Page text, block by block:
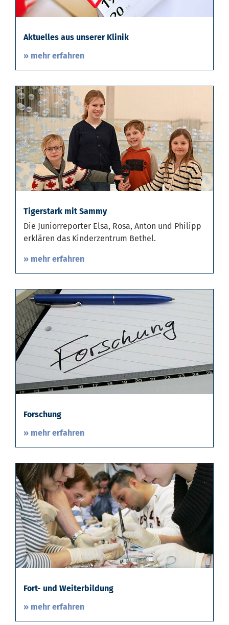
Aktuelles aus unserer Klinik
» mehr erfahren
Tigerstark mit Sammy
Die Juniorreporter Elsa, Rosa, Anton und Philipp
erklären das Kinderzentrum Bethel.
» mehr erfahren
Forschung
» mehr erfahren
Fort- und Weiterbildung
» mehr erfahren